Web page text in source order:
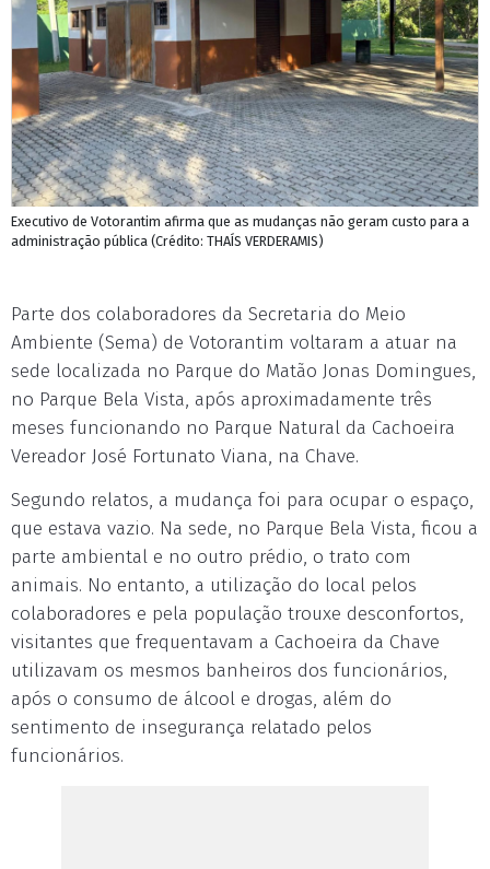
Executivo de Votorantim afirma que as mudanças não geram custo para a
administração pública (Crédito: THAÍS VERDERAMIS)
Parte dos colaboradores da Secretaria do Meio
Ambiente (Sema) de Votorantim voltaram a atuar na
sede localizada no Parque do Matão Jonas Domingues,
no Parque Bela Vista, após aproximadamente três
meses funcionando no Parque Natural da Cachoeira
Vereador José Fortunato Viana, na Chave.
Segundo relatos, a mudança foi para ocupar o espaço,
que estava vazio. Na sede, no Parque Bela Vista, ficou a
parte ambiental e no outro prédio, o trato com
animais. No entanto, a utilização do local pelos
colaboradores e pela população trouxe desconfortos,
visitantes que frequentavam a Cachoeira da Chave
utilizavam os mesmos banheiros dos funcionários,
após o consumo de álcool e drogas, além do
sentimento de insegurança relatado pelos
funcionários.